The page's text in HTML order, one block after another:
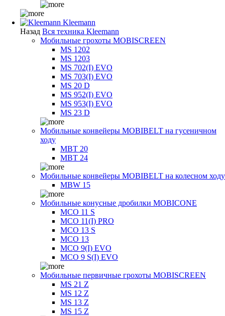
Kleemann
Назад Вся техника Kleemann
Мобильные грохоты MOBISCREEN
MS 1202
MS 1203
MS 702(I) EVO
MS 703(I) EVO
MS 20 D
MS 952(I) EVO
MS 953(I) EVO
MS 23 D
Мобильные конвейеры MOBIBELT на гусеничном
ходу
MBT 20
MBT 24
Мобильные конвейеры MOBIBELT на колесном ходу
MBW 15
Мобильные конусные дробилки MOBICONE
MCO 11 S
MCO 11(I) PRO
MCO 13 S
MCO 13
MCO 9(I) EVO
MCO 9 S(I) EVO
Мобильные первичные грохоты MOBISCREEN
MS 21 Z
MS 12 Z
MS 13 Z
MS 15 Z